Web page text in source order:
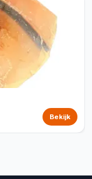
Bekijk